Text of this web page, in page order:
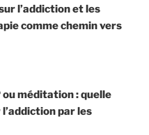
l’addiction et les
comme chemin vers
ou méditation : quelle
par les